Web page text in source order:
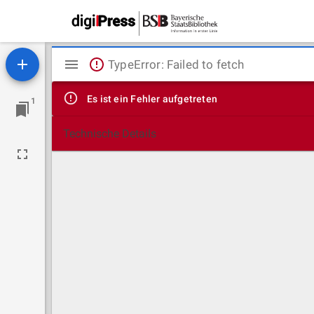
1
Mirador
Viewer
TypeError: Failed to fetch
Es ist ein Fehler aufgetreten
Technische Details